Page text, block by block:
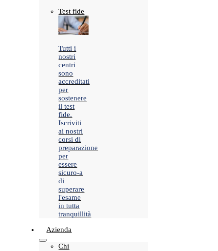
Test fide
Tutti i
nostri
centri
sono
accreditati
per
sostenere
il test
fide.
Iscriviti
ai nostri
corsi di
preparazione
per
essere
sicuro-a
di
superare
l'esame
in tutta
tranquillità
Azienda
Chi